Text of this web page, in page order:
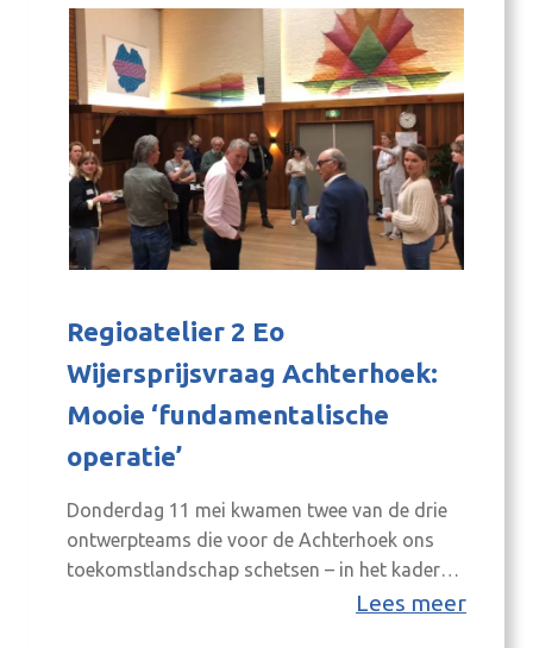
Regioatelier 2 Eo
Wijersprijsvraag Achterhoek:
Mooie ‘fundamentalische
operatie’
Donderdag 11 mei kwamen twee van de drie
ontwerpteams die voor de Achterhoek ons
toekomstlandschap schetsen – in het kader
van onze deelname aan de Eo Wijersprijsvraag
Lees meer